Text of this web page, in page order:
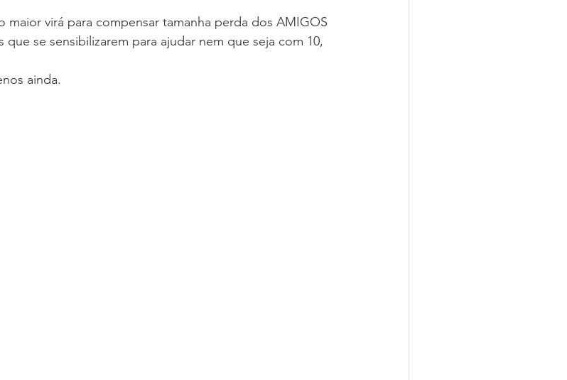
virá para compensar tamanha perda dos AMIGOS
que se sensibilizarem para ajudar nem que seja com 10,
ainda.